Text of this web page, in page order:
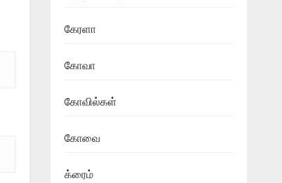
கேரளா
கோவா
கோவில்கள்
கோவை
க்ரைம்